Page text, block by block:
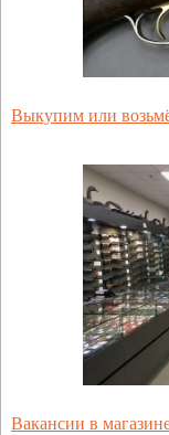
Выкупим или
Вакансии в